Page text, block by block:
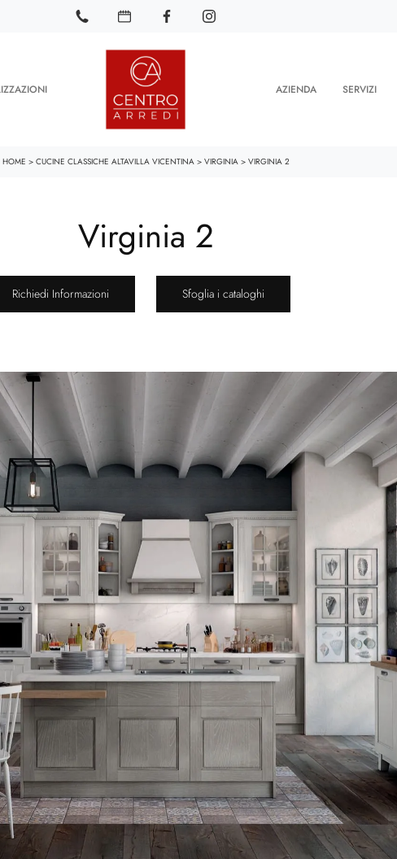
AZIENDA SERVIZI
HOME > CUCINE CLASSICHE ALTAVILLA VICENTINA> VIRGINIA > VIRGINIA 2
Virginia 2
Richiedi Informazioni Sfoglia i cataloghi